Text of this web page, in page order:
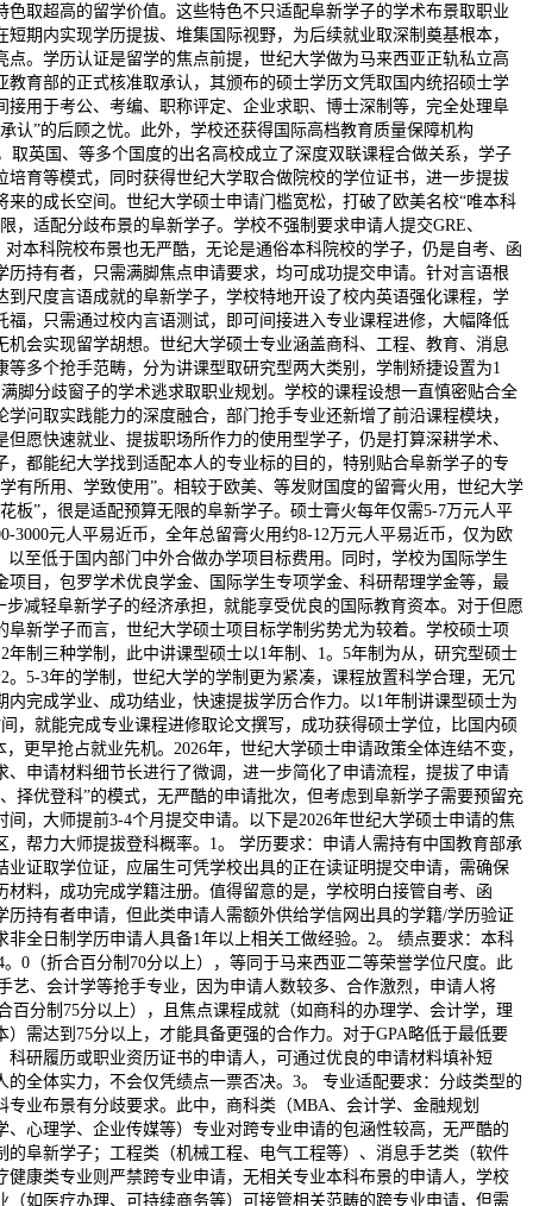
色取超高的留学价值。这些特色不只适配阜新学子的学术布景取职业
期内实现学历提拔、堆集国际视野，为后续就业取深制奠基根本，
点。学历认证是留学的焦点前提，世纪大学做为马来西亚正轨私立高
教育部的正式核准取承认，其颁布的硕士学历文凭取国内统招硕士学
接用于考公、考编、职称评定、企业求职、博士深制等，完全处理阜
认”的后顾之忧。此外，学校还获得国际高档教育质量保障机构
取英国、等多个国度的出名高校成立了深度双联课程合做关系，学子
培育等模式，同时获得世纪大学取合做院校的学位证书，进一步提拔
来的成长空间。世纪大学硕士申请门槛宽松，打破了欧美名校“唯本科
，适配分歧布景的阜新学子。学校不强制要求申请人提交GRE、
本科院校布景也无严酷，无论是通俗本科院校的学子，仍是自考、函
历持有者，只需满脚焦点申请要求，均可成功提交申请。针对言语根
到尺度言语成就的阜新学子，学校特地开设了校内英语强化课程，学
福，只需通过校内言语测试，即可间接进入专业课程进修，大幅降低
机会实现留学胡想。世纪大学硕士专业涵盖商科、工程、教育、消息
等多个抢手范畴，分为讲课型取研究型两大类别，学制矫捷设置为1
脚分歧窗子的学术逃求取职业规划。学校的课程设想一直慎密贴合全
问取实践能力的深度融合，部门抢手专业还新增了前沿课程模块，
愿快速就业、提拔职场所作力的使用型学子，仍是打算深耕学术、
，都能纪大学找到适配本人的专业标的目的，特别贴合阜新学子的专
有所用、学致使用”。相较于欧美、等发财国度的留膏火用，世纪大学
板”，很是适配预算无限的阜新学子。硕士膏火每年仅需5-7万元人平
3000元人平易近币，全年总留膏火用约8-12万元人平易近币，仅为欧
以至低于国内部门中外合做办学项目标费用。同时，学校为国际学生
项目，包罗学术优良学金、国际学生专项学金、科研帮理学金等，最
步减轻阜新学子的经济承担，就能享受优良的国际教育资本。对于但愿
阜新学子而言，世纪大学硕士项目标学制劣势尤为较着。学校硕士项
年制三种学制，此中讲课型硕士以1年制、1。5年制为从，研究型硕士
。5-3年的学制，世纪大学的学制更为紧凑，课程放置科学合理，无冗
内完成学业、成功结业，快速提拔学历合作力。以1年制讲课型硕士为
，就能完成专业课程进修取论文撰写，成功获得硕士学位，比国内硕
更早抢占就业先机。2026年，世纪大学硕士申请政策全体连结不变，
、申请材料细节长进行了微调，进一步简化了申请流程，提拔了申请
择优登科”的模式，无严酷的申请批次，但考虑到阜新学子需要预留充
间，大师提前3-4个月提交申请。以下是2026年世纪大学硕士申请的焦
，帮力大师提拔登科概率。1。 学历要求：申请人需持有中国教育部承
业证取学位证，应届生可凭学校出具的正在读证明提交申请，需确保
材料，成功完成学籍注册。值得留意的是，学校明白接管自考、函
历持有者申请，但此类申请人需额外供给学信网出具的学籍/学历验证
非全日制学历申请人具备1年以上相关工做经验。2。 绩点要求：本科
。0（折合百分制70分以上），等同于马来西亚二等荣誉学位尺度。此
艺、会计学等抢手专业，因为申请人数较多、合作激烈，申请人将
百分制75分以上），且焦点课程成就（如商科的办理学、会计学，理
）需达到75分以上，才能具备更强的合作力。对于GPA略低于最低要
科研履历或职业资历证书的申请人，可通过优良的申请材料填补短
的全体实力，不会仅凭绩点一票否决。3。 专业适配要求：分歧类型的
专业布景有分歧要求。此中，商科类（MBA、会计学、金融规划
、心理学、企业传媒等）专业对跨专业申请的包涵性较高，无严酷的
的阜新学子；工程类（机械工程、电气工程等）、消息手艺类（软件
健康类专业则严禁跨专业申请，无相关专业本科布景的申请人，学校
（如医疗办理、可持续商务等）可接管相关范畴的跨专业申请，但需